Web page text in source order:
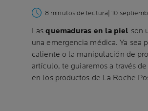
8 minutos de lectura | 10
Lasquemaduras en la piel son
una emergencia médica. Ya
caliente o la manipulación de
artículo, te guiaremos a través
en los productos de La Roche